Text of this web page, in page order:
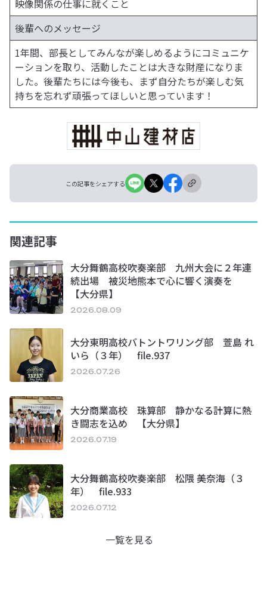
映像関係の仕事に就くこと
後輩へのメッセージ
1年間、部長としてみんなが楽しめるようにコミュニケ
ーションを取り、活動したことは大きな財産になりま
した。後輩たちには今後も、まず自分たちが楽しむ気
持ちを忘れず頑張ってほしいと思っています！
この記事をシェアする
関連記事
大分舞鶴高校吹奏楽部 九州大会に２年連
続出場 被災地熊本で心に響く演奏を
【大分県】
2026.08.09
大分東明高校バトントワリング部 萱島 れ
いら（３年） file.937
2026.07.26
大分商業高校 珠算部 静かなる計算に熱
き闘志を込め 【大分県】
2026.07.19
大分舞鶴高校吹奏楽部 松隈 美奈海（３
年） file.933
2026.07.12
一覧を見る